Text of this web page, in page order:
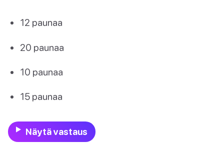
12 paunaa
20 paunaa
10 paunaa
15 paunaa
Näytä vastaus